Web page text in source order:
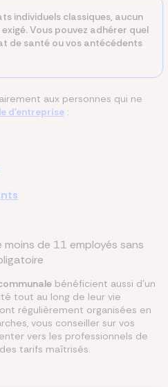
individuels classiques, aucun
Vous pouvez adhérer quel
de santé ou vos antécédents
aux personnes qui ne
d'entreprise :
de 11 employés sans
bénéficient aussi d'un
tout au long de leur vie
régulièrement organisées en
vous conseiller sur vos
vers les professionnels de
tarifs maîtrisés.